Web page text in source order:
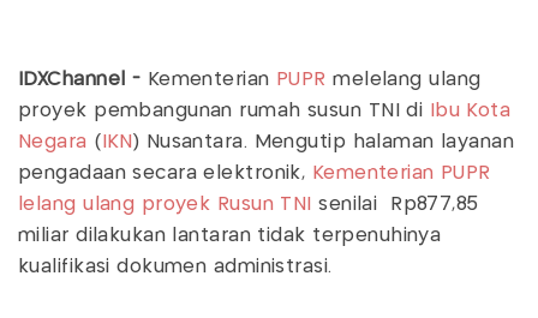
IDXChannel - Kementerian PUPR melelang ulang
proyek pembangunan rumah susun TNI di
Ibu Kota
Negara ( IKN ) Nusantara. Mengutip halaman layanan
pengadaan secara elektronik, Kementerian PUPR
lelang ulang proyek Rusun TNI
senilai Rp877,85
miliar dilakukan lantaran tidak terpenuhinya
kualifikasi dokumen administrasi.